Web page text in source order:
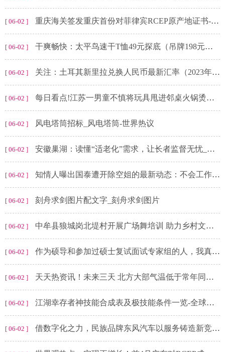
[ 06-02 ] 重庆海关签发重庆首份对菲律宾RCEP原产地证书-全球新视野
[ 06-02 ] 干爽畅快：太平鸟速干T恤49元探底（吊牌198元） 焦点观察
[ 06-02 ] 关注：土耳其新里拉兑换人民币最新汇率（2023年6月2日）
[ 06-02 ] 每日看点!江苏一男童不慎将玩具甩进邻桌火锅烫到婴儿，火锅店：已报警处理
[ 06-02 ] 风电塔筒招标_风电塔筒-世界热议
[ 06-02 ] 安徽巢湖：读懂“适老化”需求，让长者监督无忧_微动态
[ 06-02 ] 知情人曝出国泰遭开除空姐的最新动态：不会工作了，8月份完婚
[ 06-02 ] 刻舟求剑图片配文字_刻舟求剑图片
[ 06-02 ] 中牟县狼城岗北堤村开展广场舞培训 助力乡村文化振兴
[ 06-02 ] 作为硕导和参加过硕士复试面试专家组的人，我真的不想告诉你们以下内幕|天天即时看
[ 06-02 ] 天天热资讯！未来三天 北方大部气温低于常年同期 华南等地有高温天气
[ 06-02 ] 江湖幸存者神技能合成表及极技能条件一览-全球简讯
[ 06-02 ] 借数字化之力，民族品牌东风汽车以服务铸造新竞争力